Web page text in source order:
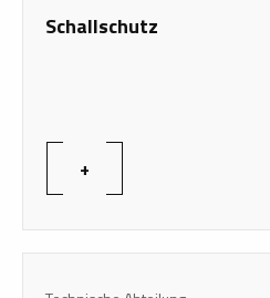
Schallschutz
+